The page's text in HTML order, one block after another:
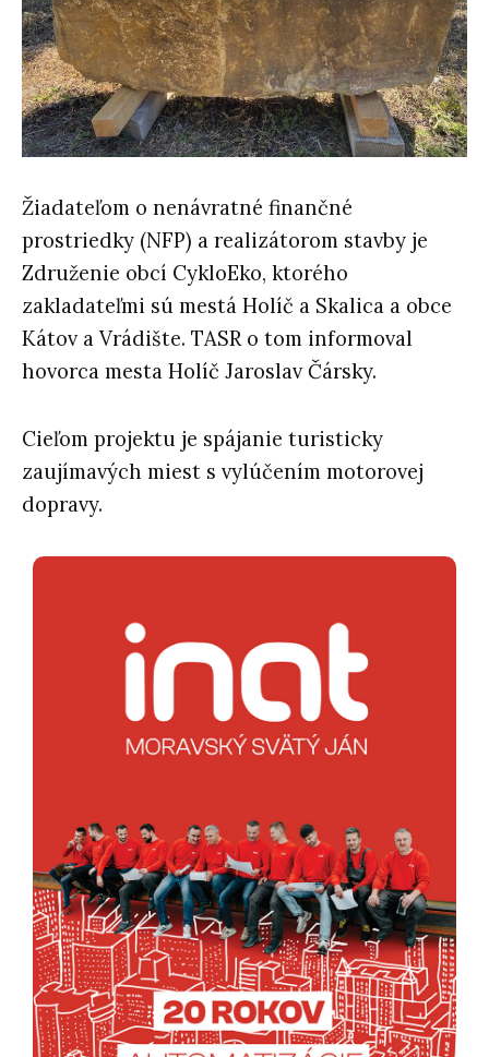
Žiadateľom o nenávratné finančné
prostriedky (NFP) a realizátorom stavby je
Združenie obcí CykloEko, ktorého
zakladateľmi sú mestá Holíč a Skalica a obce
Kátov a Vrádište. TASR o tom informoval
hovorca mesta Holíč Jaroslav Čársky.
Cieľom projektu je spájanie turisticky
zaujímavých miest s vylúčením motorovej
dopravy.